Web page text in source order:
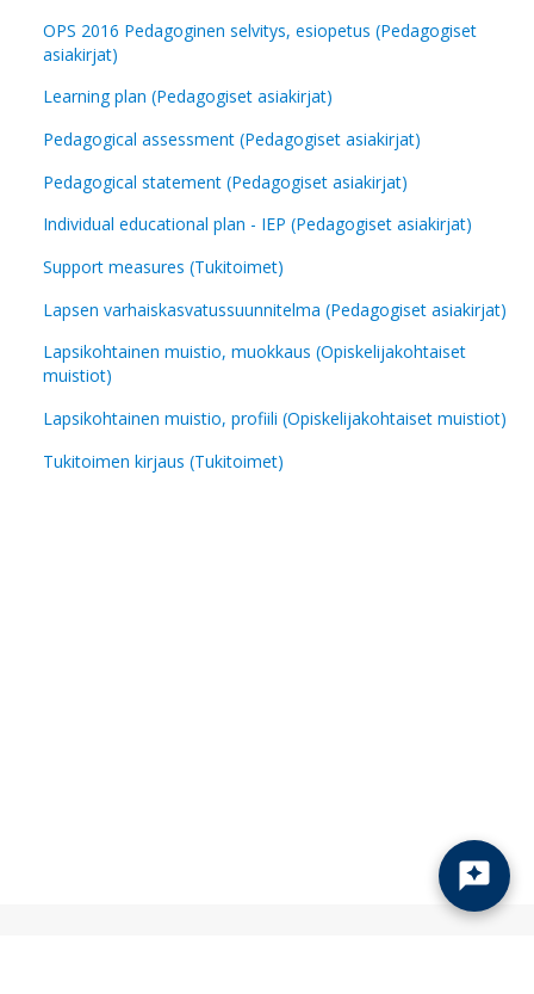
OPS 2016 Pedagoginen selvitys, esiopetus (Pedagogiset
asiakirjat)
Learning plan (Pedagogiset asiakirjat)
Pedagogical assessment (Pedagogiset asiakirjat)
Pedagogical statement (Pedagogiset asiakirjat)
Individual educational plan - IEP (Pedagogiset asiakirjat)
Support measures (Tukitoimet)
Lapsen varhaiskasvatussuunnitelma (Pedagogiset asiakirjat)
Lapsikohtainen muistio, muokkaus (Opiskelijakohtaiset
muistiot)
Lapsikohtainen muistio, profiili (Opiskelijakohtaiset muistiot)
Tukitoimen kirjaus (Tukitoimet)